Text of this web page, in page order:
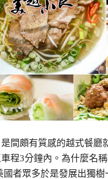
是間頗有質感的越式餐廳
車程3分鐘內。為什麼名
國者眾多於是發展出獨